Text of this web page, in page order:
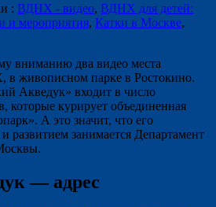
: ВДНХ - видео, ВДНХ для детей:
и мероприятия, Катки в Москве,
вниманию два видео места
в живописном парке в Ростокино.
Акведук» входит в число
которые курирует объединенная
А это значит, что его
развитием занимается Департамент
— адрес